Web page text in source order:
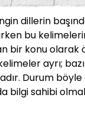
dillerin
bu
bir konu olarak
ayrı;
Durum
bilgi sahibi